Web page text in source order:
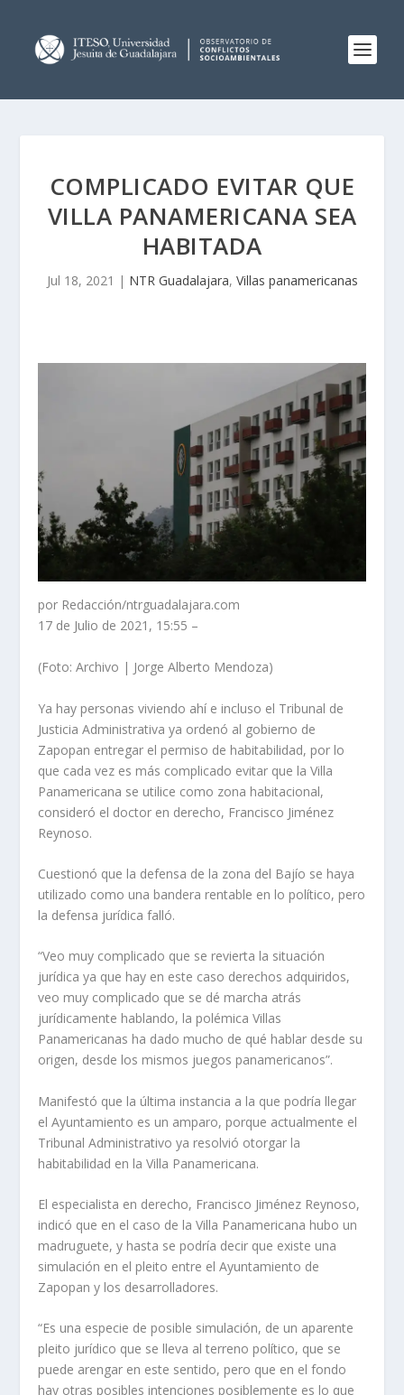
COMPLICADO EVITAR QUE
VILLA PANAMERICANA SEA
HABITADA
Jul 18, 2021 | NTR Guadalajara, Villas panamericanas
por Redacción/ntrguadalajara.com
17 de Julio de 2021, 15:55 –
(Foto: Archivo | Jorge Alberto Mendoza)
Ya hay personas viviendo ahí e incluso el Tribunal de
Justicia Administrativa ya ordenó al gobierno de
Zapopan entregar el permiso de habitabilidad, por lo
que cada vez es más complicado evitar que la Villa
Panamericana se utilice como zona habitacional,
consideró el doctor en derecho, Francisco Jiménez
Reynoso.
Cuestionó que la defensa de la zona del Bajío se haya
utilizado como una bandera rentable en lo político, pero
la defensa jurídica falló.
“Veo muy complicado que se revierta la situación
jurídica ya que hay en este caso derechos adquiridos,
veo muy complicado que se dé marcha atrás
jurídicamente hablando, la polémica Villas
Panamericanas ha dado mucho de qué hablar desde su
origen, desde los mismos juegos panamericanos”.
Manifestó que la última instancia a la que podría llegar
el Ayuntamiento es un amparo, porque actualmente el
Tribunal Administrativo ya resolvió otorgar la
habitabilidad en la Villa Panamericana.
El especialista en derecho, Francisco Jiménez Reynoso,
indicó que en el caso de la Villa Panamericana hubo un
madruguete, y hasta se podría decir que existe una
simulación en el pleito entre el Ayuntamiento de
Zapopan y los desarrolladores.
“Es una especie de posible simulación, de un aparente
pleito jurídico que se lleva al terreno político, que se
puede arengar en este sentido, pero que en el fondo
hay otras posibles intenciones posiblemente es lo que